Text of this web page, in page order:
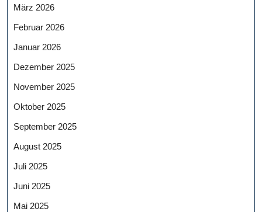
März 2026
Februar 2026
Januar 2026
Dezember 2025
November 2025
Oktober 2025
September 2025
August 2025
Juli 2025
Juni 2025
Mai 2025